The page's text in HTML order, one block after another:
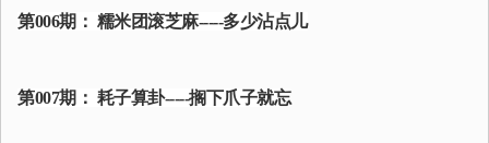
第006期： 糯米团滚芝麻-----多少沾点儿
第007期： 耗子算卦-----搁下爪子就忘